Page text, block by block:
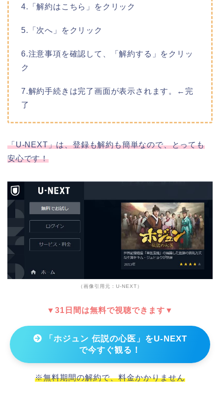
4.「解約はこちら」をクリック
5.「次へ」をクリック
6.注意事項を確認して、「解約する」をクリッ
ク
7.解約手続きは完了画面が表示されます。←完
了
「U-NEXT」は、登録も解約も簡単なので、とっても
安心です！
（画像引用元：U-NEXT）
▼31日間は無料で視聴できます▼
「ホジュン 伝説の心医」をU-NEXT
で今すぐ観る！
※無料期間の解約で、料金かかりません